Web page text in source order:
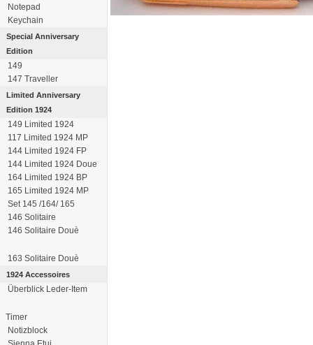
Notepad
Keychain
Special Anniversary
Edition
149
147 Traveller
Limited Anniversary
Edition 1924
149 Limited 1924
117 Limited 1924 MP
144 Limited 1924 FP
144 Limited 1924 Doue
164 Limited 1924 BP
165 Limited 1924 MP
Set 145 /164/ 165
146 Solitaire
146 Solitaire Douè
163 Solitaire Douè
1924 Accessoires
Überblick Leder-Item
Timer
Notizblock